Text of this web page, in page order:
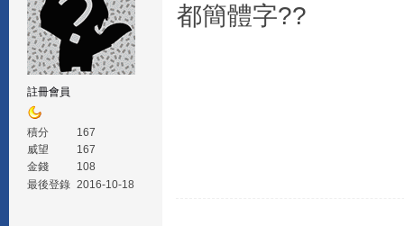
註冊會員
積分
167
威望
167
金錢
108
最後登錄 2016-10-18
都簡體字??